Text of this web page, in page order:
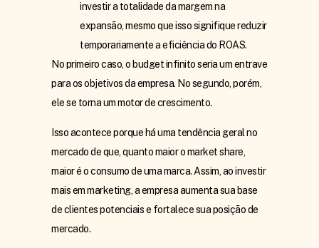
investir a totalidade da margem na
expansão, mesmo que isso signifique reduzir
temporariamente a eficiência do ROAS.
No primeiro caso, o budget infinito seria um entrave
para os objetivos da empresa. No segundo, porém,
ele se torna um motor de crescimento.
Isso acontece porque há uma tendência geral no
mercado de que, quanto maior o market share,
maior é o consumo de uma marca. Assim, ao investir
mais em marketing, a empresa aumenta sua base
de clientes potenciais e fortalece sua posição de
mercado.